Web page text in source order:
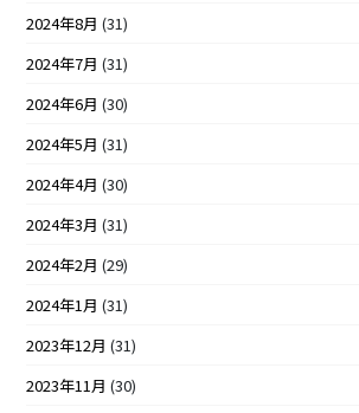
2024年8月 (31)
2024年7月 (31)
2024年6月 (30)
2024年5月 (31)
2024年4月 (30)
2024年3月 (31)
2024年2月 (29)
2024年1月 (31)
2023年12月 (31)
2023年11月 (30)